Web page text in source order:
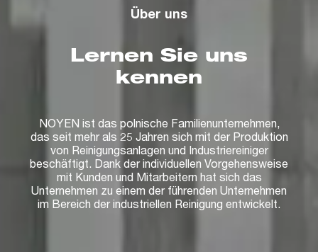
Über uns
Lernen Sie uns
kennen
NOYEN ist das polnische Familienunternehmen,
das seit mehr als 25 Jahren sich mit der Produktion
von Reinigungsanlagen und Industriereiniger
beschäftigt. Dank der individuellen Vorgehensweise
mit Kunden und Mitarbeitern hat sich das
Unternehmen zu einem der führenden Unternehmen
im Bereich der industriellen Reinigung entwickelt.